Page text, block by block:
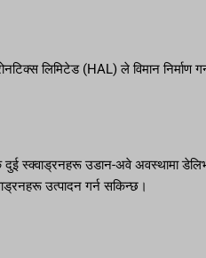
लिमिटेड (HAL) ले विमान निर्माण
दुई स्क्वाड्रनहरू उडान-अवे अवस्थामा
उत्पादन गर्न सकिन्छ।